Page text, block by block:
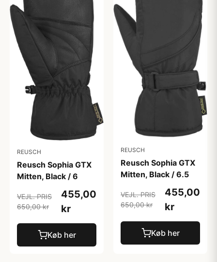
REUSCH
Reusch Sophia GTX
Mitten, Black / 6
VEJL. PRIS
650,00 kr
455,00
kr
Køb her
REUSCH
Reusch Sophia GTX
Mitten, Black / 6.5
VEJL. PRIS
650,00 kr
455,00
kr
Køb her